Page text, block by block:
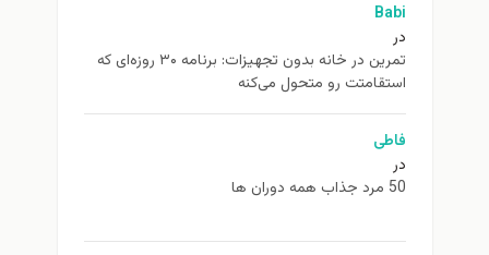
Babi
در
تمرین در خانه بدون تجهیزات: برنامه ۳۰ روزه‌ای که
استقامتت رو متحول می‌کنه
فاطی
در
50 مرد جذاب همه دوران ها